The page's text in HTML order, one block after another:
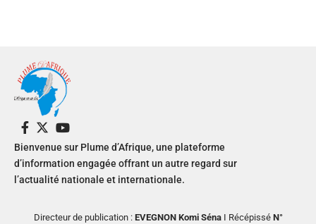
Bienvenue sur Plume d’Afrique, une plateforme
d’information engagée offrant un autre regard sur
l’actualité nationale et internationale.
Directeur de publication : EVEGNON Komi SénaI RécépisséN°